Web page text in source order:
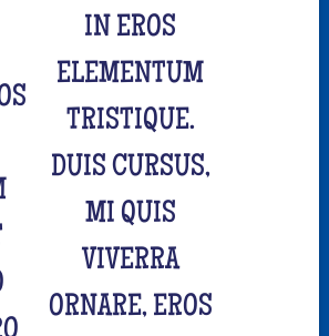
IN EROS
ELEMENTUM
TRISTIQUE.
DUIS CURSUS,
MI QUIS
VIVERRA
ORNARE, EROS